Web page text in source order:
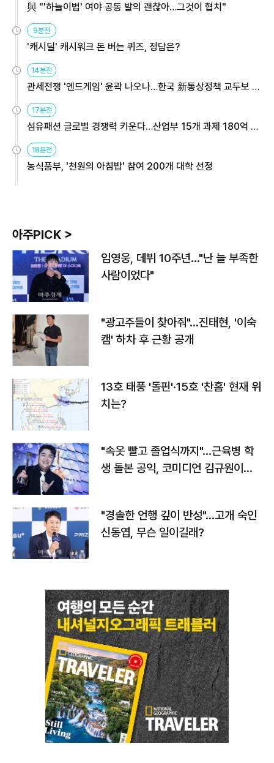
與 "'하늘이법' 여야 공동 발의 괜찮아…그것이 협치"
9분전
'캐시딜' 캐시워크 돈 버는 퀴즈, 정답은?
14분전
관세전쟁 '엔드게임' 윤곽 나오나…한국 新통상정책 교두보 활
용해야
17분전
섬유패션 글로벌 경쟁력 키운다…산업부 15개 과제 180억 지
원
18분전
농식품부, '천원의 아침밥' 참여 200개 대학 선정
아주PICK >
임영웅, 데뷔 10주년…"난 늘 부족한
사람이었다"
"광고주들이 찾아줘"…진태현, '이숙
캠' 하차 후 근황 공개
13호 태풍 '돌핀'·15호 '찬홈' 현재 위
치는?
"속옷 빨고 졸업식까지"…근육병 학
생 돌본 공익, 코미디언 김규원이었
"경솔한 언행 깊이 반성"…고개 숙인
신동엽, 무슨 일이길래?